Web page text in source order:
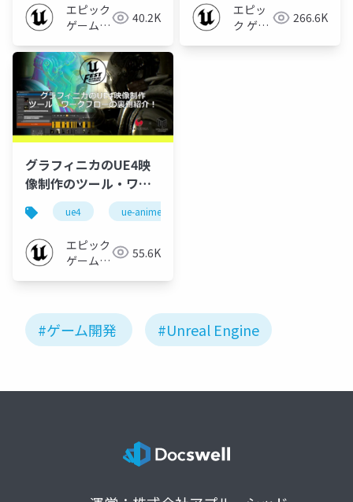
EXTREME '22
SUMMER】
エピック
ゲームズ
40.2K
例【UNREAL FEST
EXTREME '22
SUMMER】
エピッ
ク ゲー
266.6K
グラフィニカのUE4映
像制作のツール・ワー
クフローの裏側紹介！
【UNREAL FEST
EXTREME '22
SUMMER】
ue4 ue-anime
エピック
ゲームズ
55.6K
#ゲーム開発 #Unreal Engine